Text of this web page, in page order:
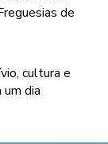
de
cultura e
dia